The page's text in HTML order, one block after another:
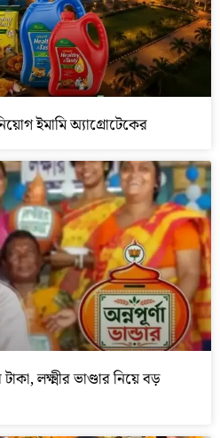
ইমামি অ্যাগ্রোটেকের
লক্ষ্মীর ভাণ্ডার নিয়ে বড়